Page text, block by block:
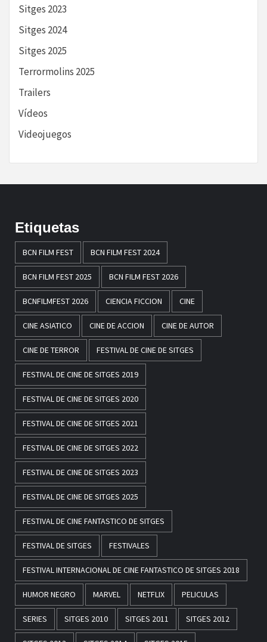
Sitges 2023
Sitges 2024
Sitges 2025
Terrormolins 2025
Trailers
Vídeos
Videojuegos
Etiquetas
BCN FILM FEST BCN FILM FEST 2024
BCN FILM FEST 2025 BCN FILM FEST 2026
BCNFILMFEST 2026 CIENCIA FICCION CINE
CINE ASIATICO CINE DE ACCION CINE DE AUTOR
CINE DE TERROR FESTIVAL DE CINE DE SITGES
FESTIVAL DE CINE DE SITGES 2019
FESTIVAL DE CINE DE SITGES 2020
FESTIVAL DE CINE DE SITGES 2021
FESTIVAL DE CINE DE SITGES 2022
FESTIVAL DE CINE DE SITGES 2023
FESTIVAL DE CINE DE SITGES 2025
FESTIVAL DE CINE FANTASTICO DE SITGES
FESTIVAL DE SITGES FESTIVALES
FESTIVAL INTERNACIONAL DE CINE FANTASTICO DE SITGES 2018
HUMOR NEGRO MARVEL NETFLIX PELICULAS
SERIES SITGES 2010 SITGES 2011 SITGES 2012